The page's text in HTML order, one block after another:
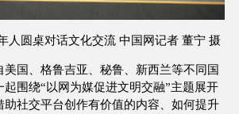
人圆桌对话文化交流 中国网记者 董宁 摄
国、格鲁吉亚、秘鲁、新西兰等不同国
围绕“以网为媒促进文明交融”主题展开
助社交平台创作有价值的内容、如何提升